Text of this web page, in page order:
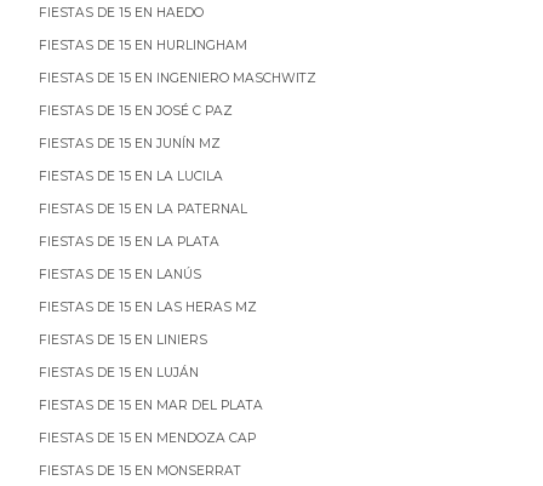
FIESTAS DE 15 EN HAEDO
FIESTAS DE 15 EN HURLINGHAM
FIESTAS DE 15 EN INGENIERO MASCHWITZ
FIESTAS DE 15 EN JOSÉ C PAZ
FIESTAS DE 15 EN JUNÍN MZ
FIESTAS DE 15 EN LA LUCILA
FIESTAS DE 15 EN LA PATERNAL
FIESTAS DE 15 EN LA PLATA
FIESTAS DE 15 EN LANÚS
FIESTAS DE 15 EN LAS HERAS MZ
FIESTAS DE 15 EN LINIERS
FIESTAS DE 15 EN LUJÁN
FIESTAS DE 15 EN MAR DEL PLATA
FIESTAS DE 15 EN MENDOZA CAP
FIESTAS DE 15 EN MONSERRAT